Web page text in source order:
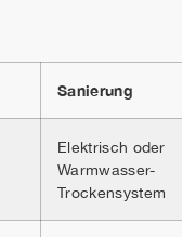
Sanierung
Elektrisch oder
Warmwasser-
Trockensystem